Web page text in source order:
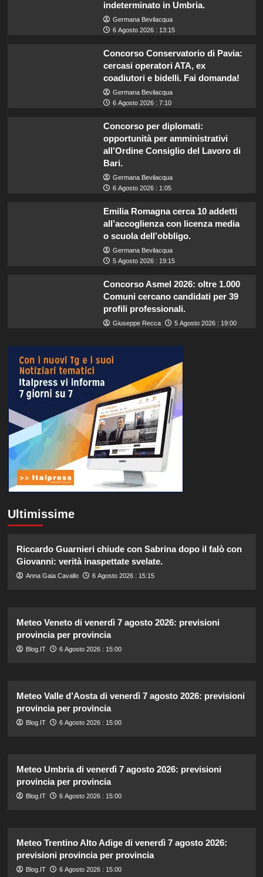
indeterminato in Umbria.
Germana Bevilacqua
6 Agosto 2026 : 13:15
Concorso Conservatorio di Pavia:
cercasi operatori ATA, ex
coadiutori e bidelli. Fai domanda!
Germana Bevilacqua
6 Agosto 2026 : 7:10
Concorso per diplomati:
opportunità per amministrativi
all’Ordine Consiglio del Lavoro di
Bari.
Germana Bevilacqua
6 Agosto 2026 : 1:05
Emilia Romagna cerca 10 addetti
all’accoglienza con licenza media
o scuola dell’obbligo.
Germana Bevilacqua
5 Agosto 2026 : 19:15
Concorso Asmel 2026: oltre 1.000
Comuni cercano candidati per 39
profili professionali.
Giuseppe Recca 5 Agosto 2026 : 19:00
Ultimissime
Riccardo Guarnieri chiude con Sabrina dopo il falò con
Giovanni: verità inaspettate svelate.
Anna Gaia Cavallo 6 Agosto 2026 : 15:15
Meteo Veneto di venerdì 7 agosto 2026: previsioni
provincia per provincia
Blog.IT 6 Agosto 2026 : 15:00
Meteo Valle d’Aosta di venerdì 7 agosto 2026: previsioni
provincia per provincia
Blog.IT 6 Agosto 2026 : 15:00
Meteo Umbria di venerdì 7 agosto 2026: previsioni
provincia per provincia
Blog.IT 6 Agosto 2026 : 15:00
Meteo Trentino Alto Adige di venerdì 7 agosto 2026:
previsioni provincia per provincia
Blog.IT 6 Agosto 2026 : 15:00